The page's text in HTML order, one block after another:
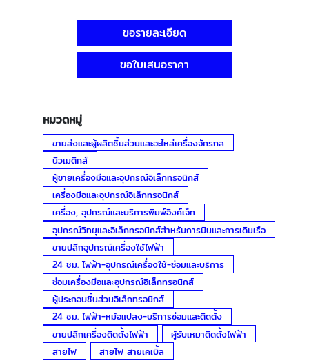
ขอรายละเอียด
ขอใบเสนอราคา
หมวดหมู่
ขายส่งและผู้ผลิตชิ้นส่วนและอะไหล่เครื่องจักรกล
นิวเมติกส์
ผู้ขายเครื่องมือและอุปกรณ์อิเล็กทรอนิกส์
เครื่องมือและอุปกรณ์อิเล็กทรอนิกส์
เครื่อง, อุปกรณ์และบริการพิมพ์อิงค์เจ็ท
อุปกรณ์วิทยุและอิเล็กทรอนิกส์สำหรับการบินและการเดินเรือ
ขายปลีกอุปกรณ์เครื่องใช้ไฟฟ้า
24 ชม. ไฟฟ้า-อุปกรณ์เครื่องใช้-ซ่อมและบริการ
ซ่อมเครื่องมือและอุปกรณ์อิเล็กทรอนิกส์
ผู้ประกอบชิ้นส่วนอิเล็กทรอนิกส์
24 ชม. ไฟฟ้า-หม้อแปลง-บริการซ่อมและติดตั้ง
ขายปลีกเครื่องติดตั้งไฟฟ้า
ผู้รับเหมาติดตั้งไฟฟ้า
สายไฟ
สายไฟ สายเคเบิ้ล